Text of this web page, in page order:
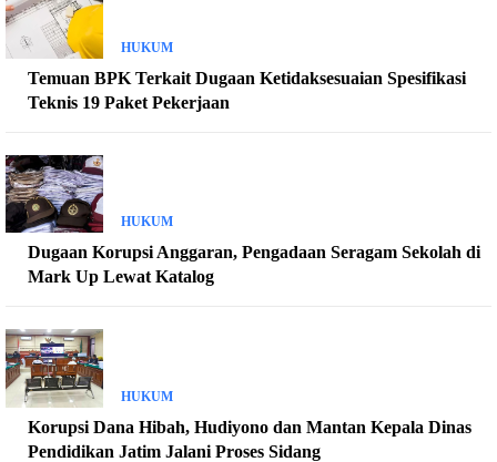
HUKUM
Temuan BPK Terkait Dugaan Ketidaksesuaian Spesifikasi
Teknis 19 Paket Pekerjaan
HUKUM
Dugaan Korupsi Anggaran, Pengadaan Seragam Sekolah di
Mark Up Lewat Katalog
HUKUM
Korupsi Dana Hibah, Hudiyono dan Mantan Kepala Dinas
Pendidikan Jatim Jalani Proses Sidang